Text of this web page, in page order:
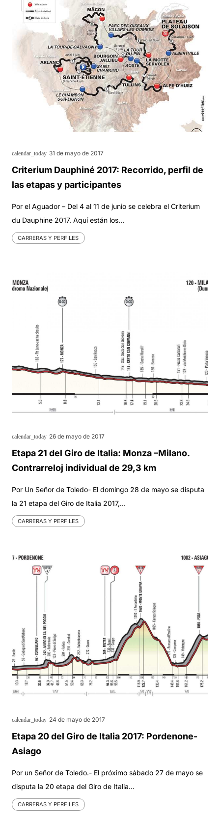
calendar_today 31 de mayo de 2017
Criterium Dauphiné 2017: Recorrido, perfil de
las etapas y participantes
Por el Aguador – Del 4 al 11 de junio se celebra el Criterium
du Dauphine 2017. Aquí están los…
CARRERAS Y PERFILES
calendar_today 26 de mayo de 2017
Etapa 21 del Giro de Italia: Monza –Milano.
Contrarreloj individual de 29,3 km
Por Un Señor de Toledo- El domingo 28 de mayo se disputa
la 21 etapa del Giro de Italia 2017,…
CARRERAS Y PERFILES
calendar_today 24 de mayo de 2017
Etapa 20 del Giro de Italia 2017: Pordenone-
Asiago
Por un Señor de Toledo.- El próximo sábado 27 de mayo se
disputa la 20 etapa del Giro de Italia…
CARRERAS Y PERFILES